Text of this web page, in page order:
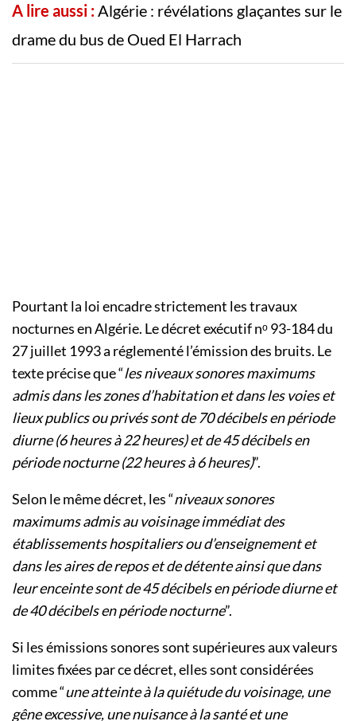
A lire aussi :Algérie : révélations glaçantes sur le
drame du bus de Oued El Harrach
Pourtant la loi encadre strictement les travaux
nocturnes en Algérie. Le décret exécutif nᵒ 93-184 du
27 juillet 1993 a réglementé l’émission des bruits. Le
texte précise que “les niveaux sonores maximums
admis dans les zones d’habitation et dans les voies et
lieux publics ou privés sont de 70 décibels en période
diurne (6 heures à 22 heures) et de 45 décibels en
période nocturne (22 heures à 6 heures)”.
Selon le même décret, les “niveaux sonores
maximums admis au voisinage immédiat des
établissements hospitaliers ou d’enseignement et
dans les aires de repos et de détente ainsi que dans
leur enceinte sont de 45 décibels en période diurne et
de 40 décibels en période nocturne”.
Si les émissions sonores sont supérieures aux valeurs
limites fixées par ce décret, elles sont considérées
comme “une atteinte à la quiétude du voisinage, une
gêne excessive, une nuisance à la santé et une